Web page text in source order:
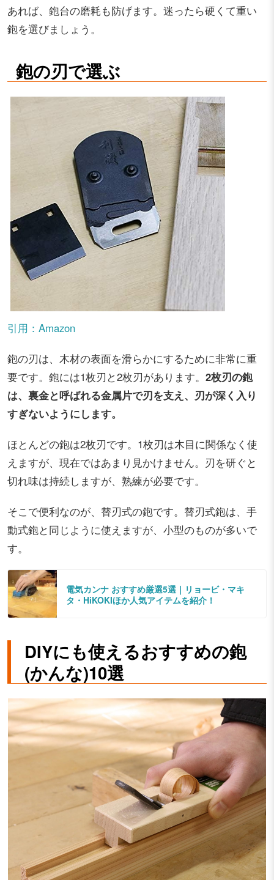
あれば、鉋台の磨耗も防げます。迷ったら硬くて重い
鉋を選びましょう。
鉋の刃で選ぶ
引用：Amazon
鉋の刃は、木材の表面を滑らかにするために非常に重
要です。鉋には1枚刃と2枚刃があります。 2枚刃の鉋
は、裏金と呼ばれる金属片で刃を支え、刃が深く入り
すぎないようにします。
ほとんどの鉋は2枚刃です。1枚刃は木目に関係なく使
えますが、現在ではあまり見かけません。刃を研ぐと
切れ味は持続しますが、熟練が必要です。
そこで便利なのが、替刃式の鉋です。替刃式鉋は、手
動式鉋と同じように使えますが、小型のものが多いで
す。
電気カンナ おすすめ厳選5選｜リョービ・マキ
タ・HiKOKIほか人気アイテムを紹介！
DIYにも使えるおすすめの鉋
(かんな)10選